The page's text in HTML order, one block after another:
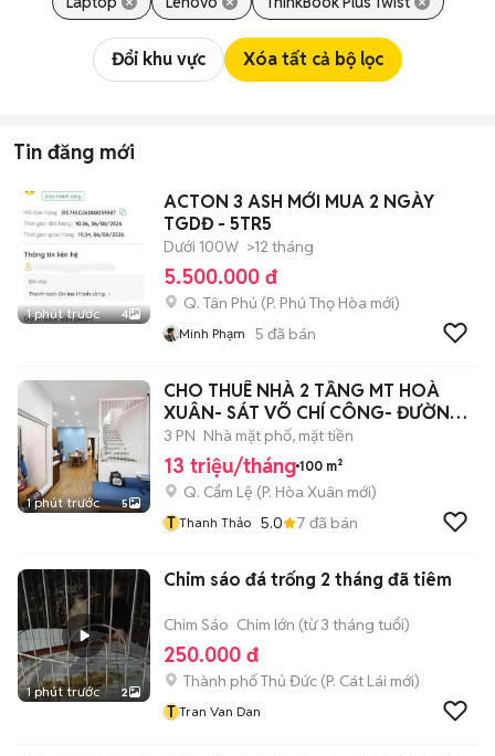
Đổi khu vực Xóa tất cả bộ lọc
Tin đăng mới
1 phút trước 4
ACTON 3 ASH MỚI MUA 2 NGÀY
TGDĐ - 5TR5
Dưới 100W >12 tháng
5.500.000 đ
Q. Tân Phú (P. Phú Thọ Hòa mới)
Minh Phạm 5 đã bán
1 phút trước 5
CHO THUÊ NHÀ 2 TẦNG MT HOÀ
XUÂN- SÁT VÕ CHÍ CÔNG- ĐƯỜNG
7m5
3 PN Nhà mặt phố, mặt tiền
13 triệu/tháng 100 m²
Q. Cẩm Lệ (P. Hòa Xuân mới)
T Thanh Thảo 5.0 7 đã bán
1 phút trước 2
Chim sáo đá trống 2 tháng đã tiêm
Chim Sáo Chim lớn (từ 3 tháng tuổi)
250.000 đ
Thành phố Thủ Đức (P. Cát Lái mới)
T Tran Van Dan